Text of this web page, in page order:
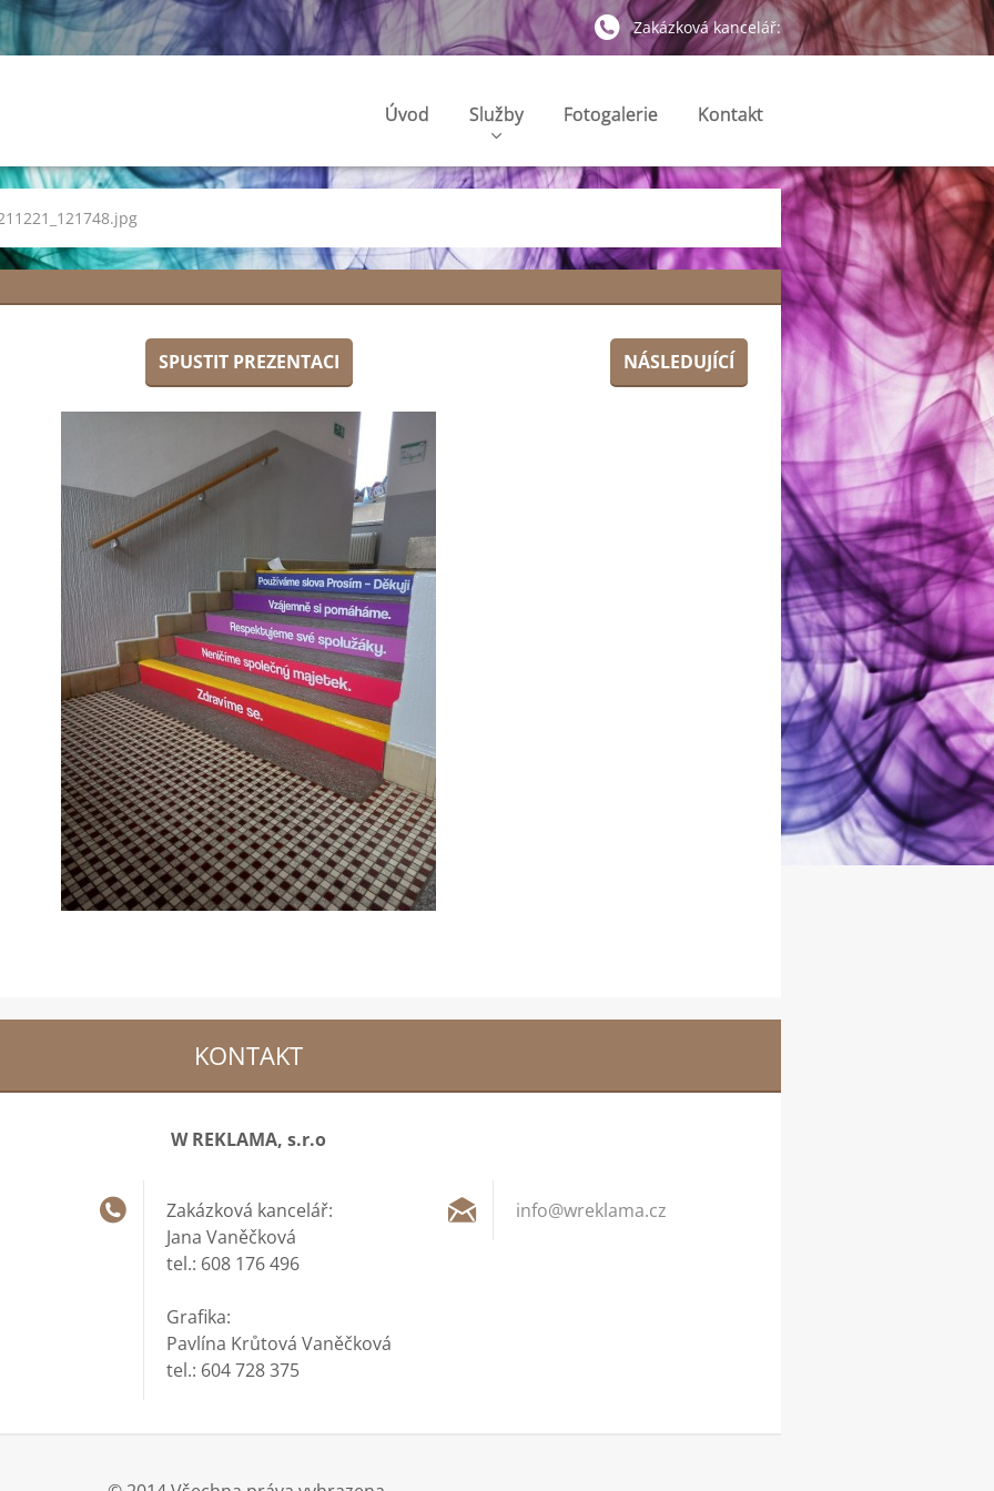
Zakázková kancelář:
Úvod Služby Fotogalerie Kontakt
SPUSTIT PREZENTACI NÁSLEDUJÍCÍ
KONTAKT
W REKLAMA, s.r.o
Zakázková kancelář:
Jana Vaněčková
tel.: 608 176 496
Grafika:
Pavlína Krůtová Vaněčková
tel.: 604 728 375
info@wreklama.cz